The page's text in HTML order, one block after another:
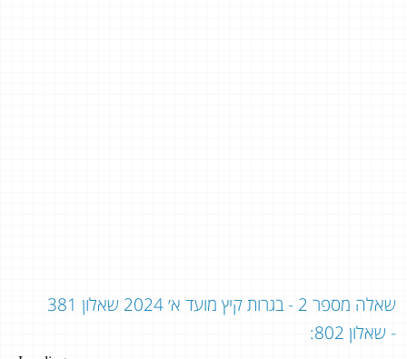
שאלה מספר 2 - בגרות קיץ מועד א׳ 2024 שאלון 381
- שאלון 802: